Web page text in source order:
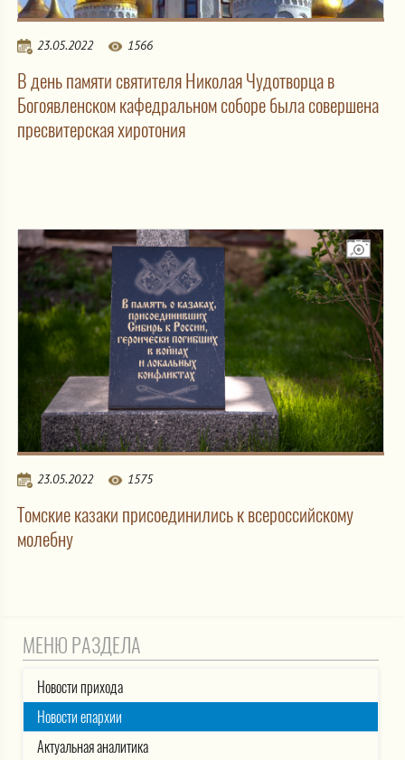
23.05.2022 1566
В день памяти святителя Николая Чудотворца в
Богоявленском кафедральном соборе была совершена
пресвитерская хиротония
23.05.2022 1575
Томские казаки присоединились к всероссийскому
молебну
МЕНЮ РАЗДЕЛА
Новости прихода
Новости епархии
Актуальная аналитика